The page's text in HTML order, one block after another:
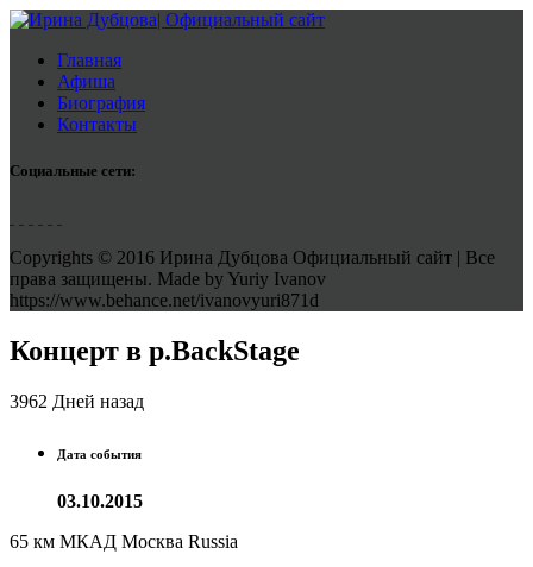
Главная
Афиша
Биография
Контакты
Социальные сети:
Copyrights © 2016 Ирина Дубцова Официальный сайт | Все
права защищены. Made by Yuriy Ivanov
https://www.behance.net/ivanovyuri871d
Концерт в р.BackStage
3962 Дней назад
Дата события
03.10.2015
65 км МКАД Москва Russia